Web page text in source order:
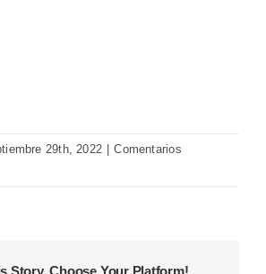
29th, 2022
Comentarios